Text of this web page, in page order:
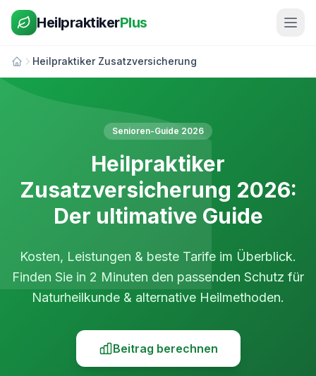
HeilpraktikerPlus
Heilpraktiker Zusatzversicherung
Senioren-Guide 2026
Heilpraktiker
Zusatzversicherung 2026:
Der ultimative Guide
Kosten, Leistungen & beste Tarife im Überblick.
Finden Sie in 2 Minuten den passenden Schutz für
Naturheilkunde & alternative Heilmethoden.
Beitrag berechnen